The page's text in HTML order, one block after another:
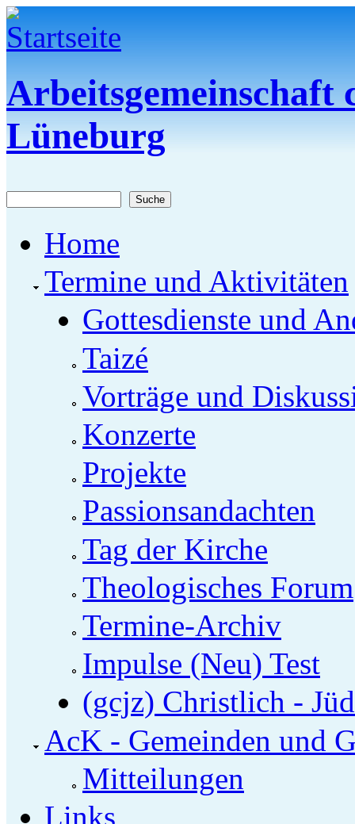
Direkt zum Inhalt
Lüneburg
Home
Termine und Aktivitäten
Gottesdienste und
Taizé
Vorträge und
Konzerte
Projekte
Passionsandachten
Tag der Kirche
Theologisches Forum
Termine-Archiv
Impulse (Neu) Test
(gcjz) Christlich -
AcK - Gemeinden und
Mitteilungen
Links